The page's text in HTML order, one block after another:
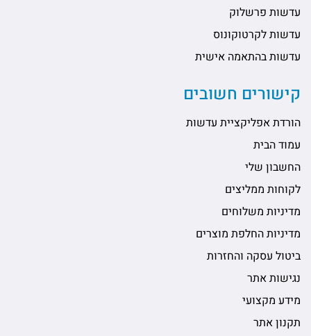
עדשות פרשלוק
עדשות לקרטוקונוס
עדשות בהתאמה אישית
קישורים חשובים
הורדת אפליקציית עדשות
עמוד הבית
החשבון שלי
לקוחות ממליצים
מדיניות משלוחים
מדיניות החלפת מוצרים
ביטול עסקה והחזרות
נגישות אתר
מידע מקצועי
תקנון אתר